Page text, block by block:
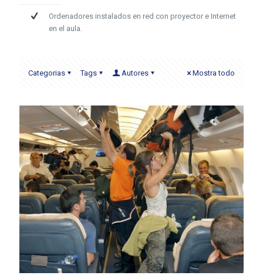
Ordenadores instalados en red con proyector e Internet
en el aula.
Categorias Tags Autores Mostra todo